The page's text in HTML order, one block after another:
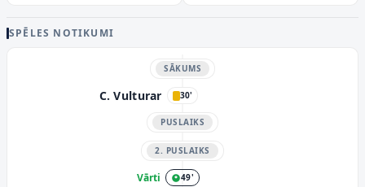
SPĒLES NOTIKUMI
SĀKUMS
C. Vulturar 30'
PUSLAIKS
2. PUSLAIKS
Vārti 49'